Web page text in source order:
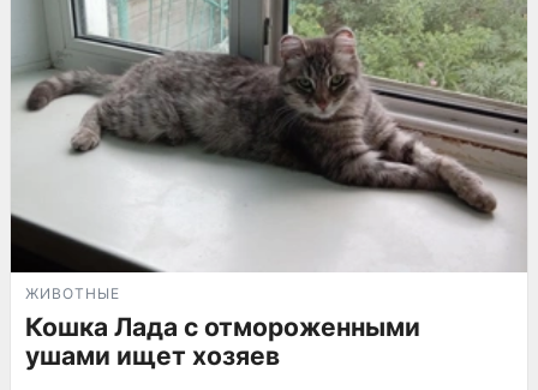
ЖИВОТНЫЕ
Кошка Лада с отмороженными
ушами ищет хозяев